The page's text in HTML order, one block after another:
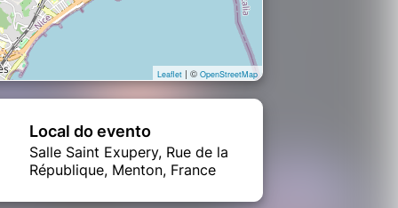
Leaflet | © OpenStreetMap
Local do evento
Salle Saint Exupery, Rue de la
République, Menton, France